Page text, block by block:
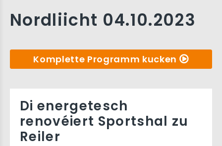
Nordliicht 04.10.2023
Komplette Programm kucken
Di energetesch
renovéiert Sportshal zu
Reiler